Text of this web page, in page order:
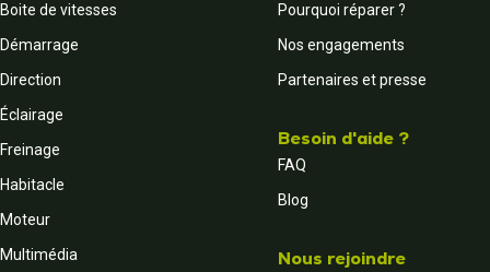
Boite de vitesses
Démarrage
Direction
Éclairage
Freinage
Habitacle
Moteur
Multimédia
Pourquoi réparer ?
Nos engagements
Partenaires et presse
Besoin d'aide ?
FAQ
Blog
Nous rejoindre